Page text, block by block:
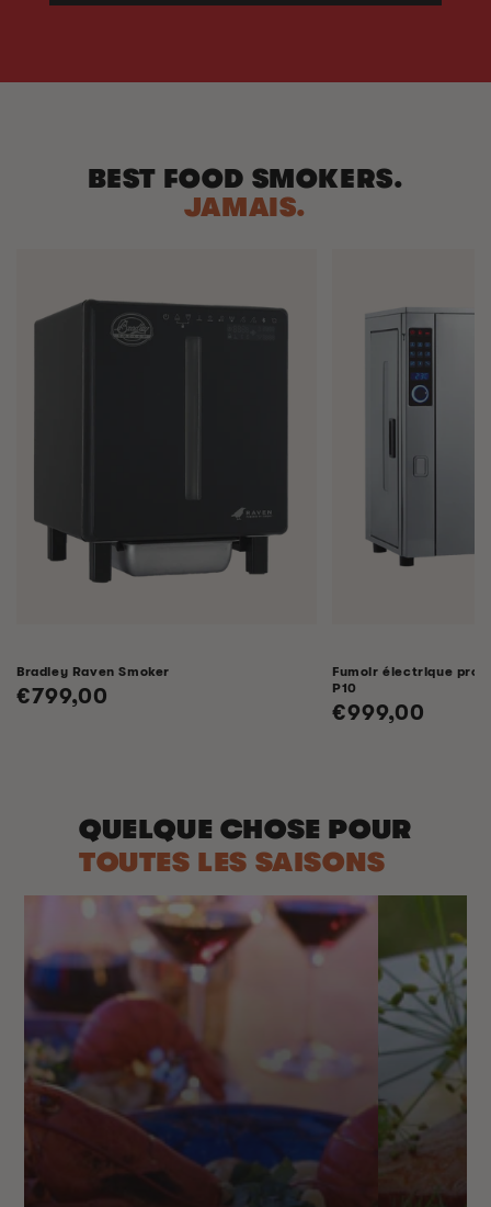
BEST FOOD SMOKERS.
JAMAIS.
Bradley Raven Smoker
Prix
€799,00
Fumoir électrique
P10
Prix
€999,00
QUELQUE CHOSE POUR
TOUTES LES SAISONS